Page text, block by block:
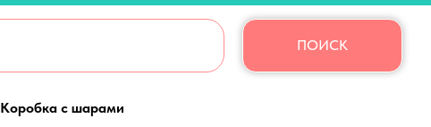
ПОИСК
Коробка с шарами